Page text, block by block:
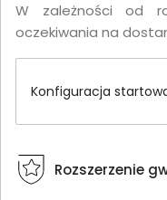
W zależności od
oczekiwania na
Konfiguracja
Rozszerzenie